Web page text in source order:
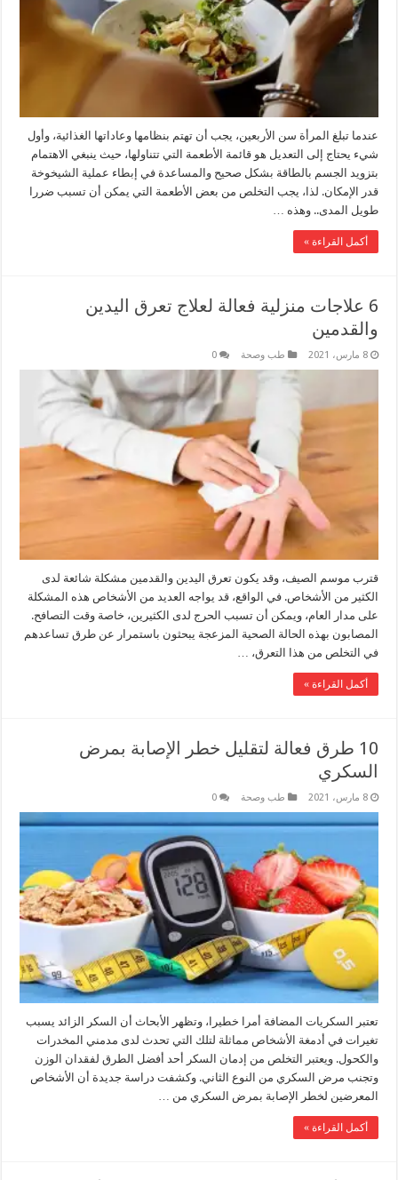
عندما تبلغ المرأة سن الأربعين، يجب أن تهتم بنظامها وعاداتها الغذائية، وأول
شيء يحتاج إلى التعديل هو قائمة الأطعمة التي تتناولها، حيث ينبغي الاهتمام
بتزويد الجسم بالطاقة بشكل صحيح والمساعدة في إبطاء عملية الشيخوخة
قدر الإمكان. لذا، يجب التخلص من بعض الأطعمة التي يمكن أن تسبب ضررا
طويل المدى.. وهذه …
أكمل القراءة »
6 علاجات منزلية فعالة لعلاج تعرق اليدين
والقدمين
8 مارس، 2021 طب وصحة 0
قترب موسم الصيف، وقد يكون تعرق اليدين والقدمين مشكلة شائعة لدى
الكثير من الأشخاص. في الواقع، قد يواجه العديد من الأشخاص هذه المشكلة
على مدار العام، ويمكن أن تسبب الحرج لدى الكثيرين، خاصة وقت التصافح.
المصابون بهذه الحالة الصحية المزعجة يبحثون باستمرار عن طرق تساعدهم
في التخلص من هذا التعرق، …
أكمل القراءة »
10 طرق فعالة لتقليل خطر الإصابة بمرض
السكري
8 مارس، 2021 طب وصحة 0
تعتبر السكريات المضافة أمرا خطيرا، وتظهر الأبحاث أن السكر الزائد يسبب
تغيرات في أدمغة الأشخاص مماثلة لتلك التي تحدث لدى مدمني المخدرات
والكحول. ويعتبر التخلص من إدمان السكر أحد أفضل الطرق لفقدان الوزن
وتجنب مرض السكري من النوع الثاني. وكشفت دراسة جديدة أن الأشخاص
المعرضين لخطر الإصابة بمرض السكري من …
أكمل القراءة »